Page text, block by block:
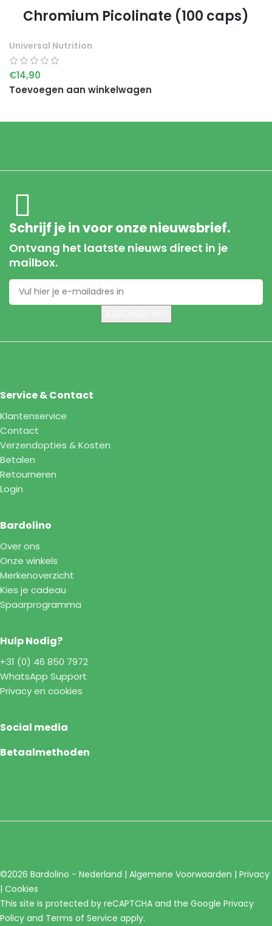
Chromium Picolinate (100 caps)
Universal Nutrition
€14,90
Toevoegen aan winkelwagen
Schrijf je in voor onze nieuwsbrief.
Ontvang het laatste nieuws direct in je
mailbox.
Service & Contact
Klantenservice
Contact
Verzendopties & Kosten
Betalen
Retourneren
Login
Bardolino
Over ons
Onze winkels
Merkenoverzicht
Kies je cadeau
Spaarprogramma
Hulp Nodig?
+31 (0) 46 850 7972
WhatsApp Support
Privacy en cookies
Social media
Betaalmethoden
©2026 Bardolino - Nederland | Algemene Voorwaarden | Privacy
| Cookies
This site is protected by reCAPTCHA and the Google Privacy
Policy and Terms of Service apply.